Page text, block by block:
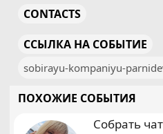
CONTACTS
ССЫЛКА НА СОБЫТИЕ
sobirayu-kompaniyu-
ПОХОЖИЕ СОБЫТИЯ
Собрать